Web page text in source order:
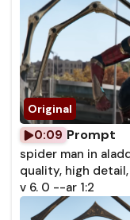
0:09 Prompt
spider man in
quality, high
v 6. 0 --ar 1:2